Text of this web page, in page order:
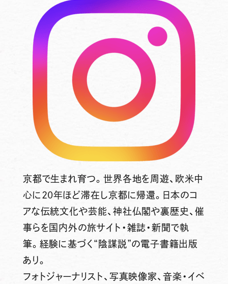
京都で生まれ育つ。世界各地を周遊、欧米中
心に20年ほど滞在し京都に帰還。日本のコ
アな伝統文化や芸能、神社仏閣や裏歴史、催
事らを国内外の旅サイト・雑誌・新聞で執
筆。経験に基づく“陰謀説”の電子書籍出版
あり。
フォトジャーナリスト、写真映像家、音楽・イベ